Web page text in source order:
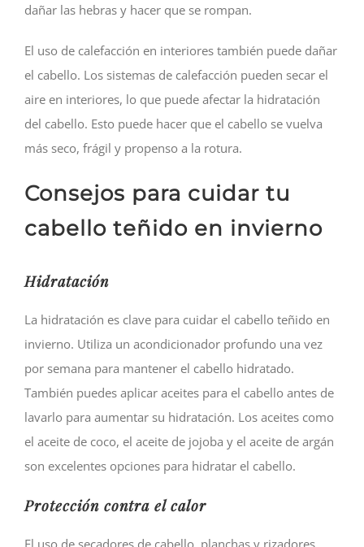
dañar las hebras y hacer que se rompan.
El uso de calefacción en interiores también puede dañar
el cabello. Los sistemas de calefacción pueden secar el
aire en interiores, lo que puede afectar la hidratación
del cabello. Esto puede hacer que el cabello se vuelva
más seco, frágil y propenso a la rotura.
Consejos para cuidar tu
cabello teñido en invierno
Hidratación
La hidratación es clave para cuidar el cabello teñido en
invierno. Utiliza un acondicionador profundo una vez
por semana para mantener el cabello hidratado.
También puedes aplicar aceites para el cabello antes de
lavarlo para aumentar su hidratación. Los aceites como
el aceite de coco, el aceite de jojoba y el aceite de argán
son excelentes opciones para hidratar el cabello.
Protección contra el calor
El uso de secadores de cabello, planchas y rizadores